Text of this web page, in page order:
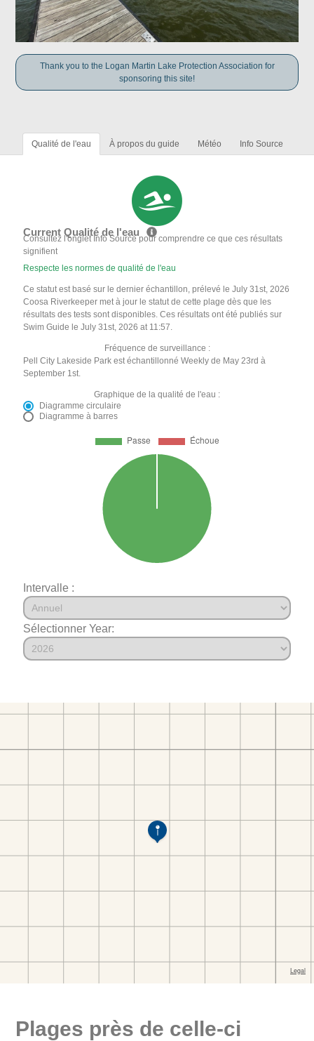
Thank you to the Logan Martin Lake Protection Association for
sponsoring this site!
Qualité de l'eau À propos du guide Météo Info Source
Current Qualité de l'eau
Consultez l'onglet Info Source pour comprendre ce que ces résultats
signifient
Respecte les normes de qualité de l'eau
Ce statut est basé sur le dernier échantillon, prélevé le July 31st, 2026
Coosa Riverkeeper met à jour le statut de cette plage dès que les
résultats des tests sont disponibles. Ces résultats ont été publiés sur
Swim Guide le July 31st, 2026 at 11:57.
Fréquence de surveillance :
Pell City Lakeside Park est échantillonné Weekly de May 23rd à
September 1st.
Graphique de la qualité de l'eau :
Diagramme circulaire
Diagramme à barres
Intervalle :
Sélectionner Year:
Plages près de celle-ci